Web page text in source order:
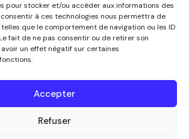
pour stocker et/ou accéder aux informations des
à ces technologies nous permettra de
que le comportement de navigation ou les ID
fait de ne pas consentir ou de retirer son
un effet négatif sur certaines
Accepter
Refuser
CLUB
Club d'affaires international
92 02